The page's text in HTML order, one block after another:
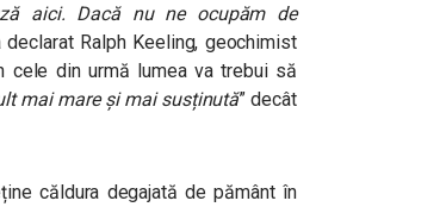
aici. Dacă nu ne ocupăm de
declarat Ralph Keeling, geochimist
cele din urmă lumea va trebui să
mai mare și mai susținută” decât
căldura degajată de pământ în